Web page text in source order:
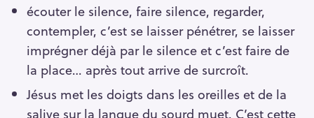
écouter le silence, faire silence, regarder,
contempler, c’est se laisser pénétrer, se laisser
imprégner déjà par le silence et c’est faire de
la place… après tout arrive de surcroît.
Jésus met les doigts dans les oreilles et de la
salive sur la langue du sourd muet. C’est cette